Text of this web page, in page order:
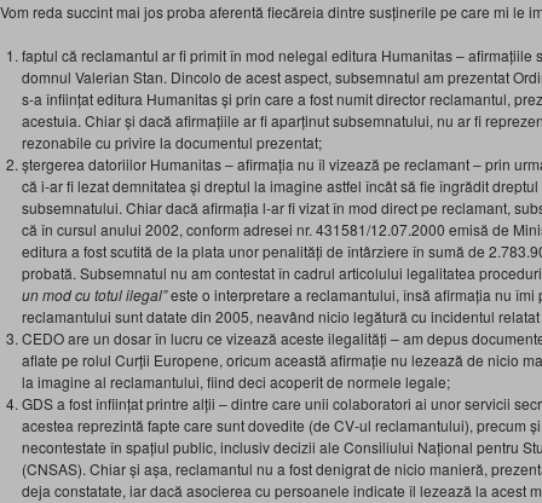
Vom reda succint mai jos proba aferentă fiecăreia dintre susținerile pe care mi le
faptul că reclamantul ar fi primit în mod nelegal editura Humanitas – afirmațiile
domnul Valerian Stan. Dincolo de acest aspect, subsemnatul am prezentat
s-a înființat editura Humanitas și prin care a fost numit director reclamantul,
acestuia. Chiar și dacă afirmațiile ar fi aparținut subsemnatului, nu ar fi
rezonabile cu privire la documentul prezentat;
ștergerea datoriilor Humanitas – afirmația nu îl vizează pe reclamant – prin
că i-ar fi lezat demnitatea și dreptul la imagine astfel încât să fie îngrădit
subsemnatului. Chiar dacă afirmația l-ar fi vizat în mod direct pe reclamant,
că în cursul anului 2002, conform adresei nr. 431581/12.07.2000 emisă de
editura a fost scutită de la plata unor penalități de întârziere în sumă de
probată. Subsemnatul nu am contestat în cadrul articolului legalitatea
un mod cu totul ilegal”este o interpretare a reclamantului, însă afirmația nu îmi
reclamantului sunt datate din 2005, neavând nicio legătură cu incidentul
CEDO are un dosar în lucru ce vizează aceste ilegalități – am depus
aflate pe rolul Curții Europene, oricum această afirmație nu lezează de nicio
la imagine al reclamantului, fiind deci acoperit de normele legale;
GDS a fost înființat printre alții – dintre care unii colaboratori ai unor servicii
acestea reprezintă fapte care sunt dovedite (de CV-ul reclamantului), precum
necontestate în spațiul public, inclusiv decizii ale Consiliului Național pentru
(CNSAS). Chiar și așa, reclamantul nu a fost denigrat de nicio manieră,
deja constatate, iar dacă asocierea cu persoanele indicate îl lezează la acest